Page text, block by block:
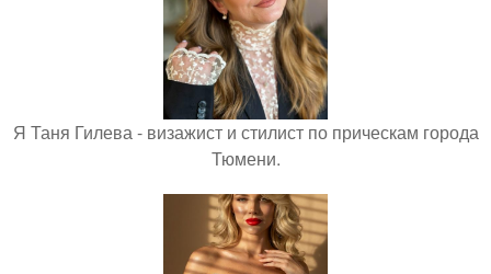
Я Таня Гилева - визажист и стилист по прическам города
Тюмени.